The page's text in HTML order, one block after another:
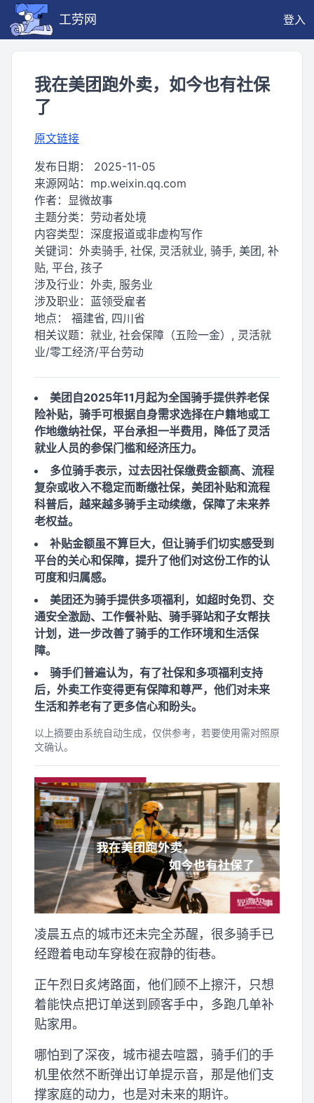
工劳网 登入
我在美团跑外卖，如今也有社保
了
原文链接
发布日期： 2025-11-05
来源网站： mp.weixin.qq.com
作者： 显微故事
主题分类： 劳动者处境
内容类型： 深度报道或非虚构写作
关键词： 外卖骑手, 社保, 灵活就业, 骑手, 美团, 补
贴, 平台, 孩子
涉及行业： 外卖, 服务业
涉及职业： 蓝领受雇者
地点： 福建省, 四川省
相关议题： 就业, 社会保障（五险一金）, 灵活就
业/零工经济/平台劳动
美团自2025年11月起为全国骑手提供养老保
险补贴，骑手可根据自身需求选择在户籍地或工
作地缴纳社保，平台承担一半费用，降低了灵活
就业人员的参保门槛和经济压力。
多位骑手表示，过去因社保缴费金额高、流程
复杂或收入不稳定而断缴社保，美团补贴和流程
科普后，越来越多骑手主动续缴，保障了未来养
老权益。
补贴金额虽不算巨大，但让骑手们切实感受到
平台的关心和保障，提升了他们对这份工作的认
可度和归属感。
美团还为骑手提供多项福利，如超时免罚、交
通安全激励、工作餐补贴、骑手驿站和子女帮扶
计划，进一步改善了骑手的工作环境和生活保
障。
骑手们普遍认为，有了社保和多项福利支持
后，外卖工作变得更有保障和尊严，他们对未来
生活和养老有了更多信心和盼头。
以上摘要由系统自动生成，仅供参考，若要使用需对照原
文确认。
凌晨五点的城市还未完全苏醒，很多骑手已
经蹬着电动车穿梭在寂静的街巷。
正午烈日炙烤路面，他们顾不上擦汗，只想
着能快点把订单送到顾客手中，多跑几单补
贴家用。
哪怕到了深夜，城市褪去喧嚣，骑手们的手
机里依然不断弹出订单提示音，那是他们支
撑家庭的动力，也是对未来的期许。